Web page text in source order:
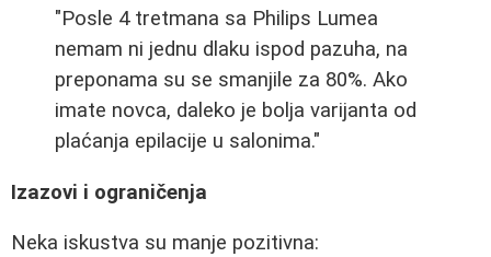
"Posle 4 tretmana sa Philips Lumea
nemam ni jednu dlaku ispod pazuha, na
preponama su se smanjile za 80%. Ako
imate novca, daleko je bolja varijanta od
plaćanja epilacije u salonima."
Izazovi i ograničenja
Neka iskustva su manje pozitivna: